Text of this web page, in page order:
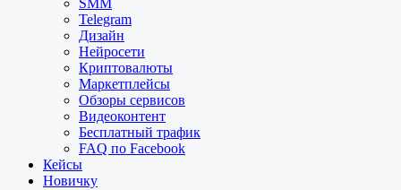
SMM
Telegram
Дизайн
Нейросети
Криптовалюты
Маркетплейсы
Обзоры сервисов
Видеоконтент
Бесплатный трафик
FAQ по Facebook
Кейсы
Новичку